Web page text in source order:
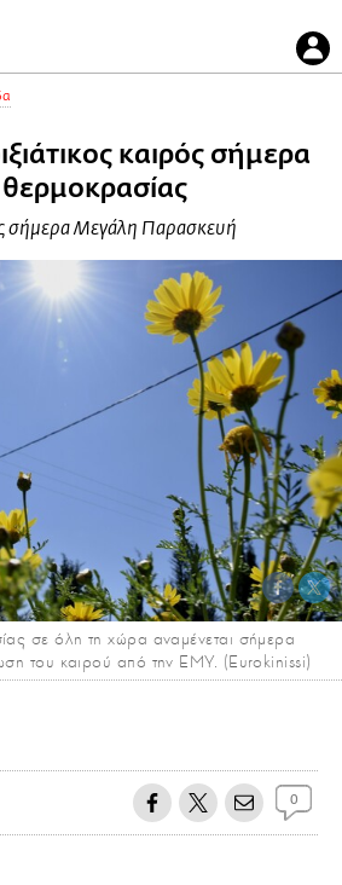
καιρός σήμερα
σήμερα Μεγάλη Παρασκευή
σε όλη τη χώρα αναμένεται σήμερα
του καιρού από την ΕΜΥ. (Eurokinissi)
0